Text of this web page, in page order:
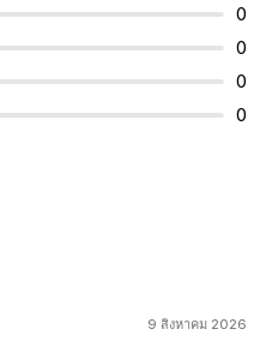
มชันแบบจำกัดเวลา
0
0
0
0
9 สิงหาคม 2026